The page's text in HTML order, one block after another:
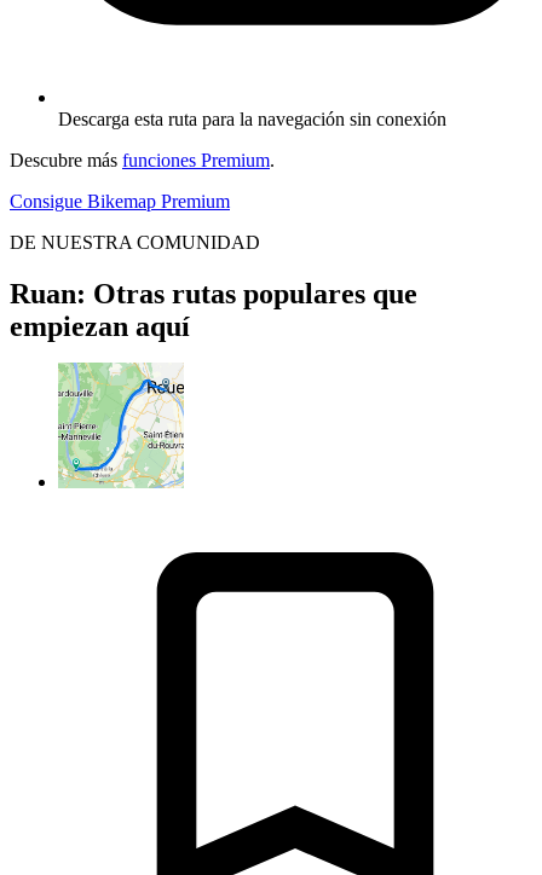
Descarga esta ruta para la navegación sin conexión
Descubre más funciones Premium.
Consigue Bikemap Premium
DE NUESTRA COMUNIDAD
Ruan: Otras rutas populares que
empiezan aquí